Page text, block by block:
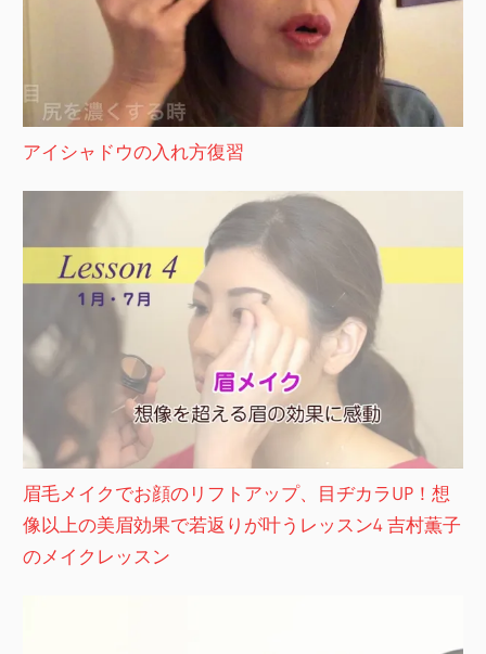
アイシャドウの入れ方復習
眉毛メイクでお顔のリフトアップ、目ヂカラUP！想
像以上の美眉効果で若返りが叶うレッスン4 吉村薫子
のメイクレッスン